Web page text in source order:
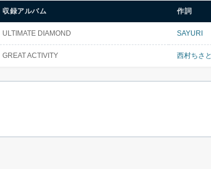
収録アルバム 作詞
ULTIMATE DIAMOND SAYURI
GREAT ACTIVITY 西村ちさと